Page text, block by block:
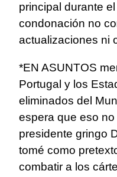
principal durante
condonación no
actualizaciones ni
*EN ASUNTOS
Portugal y los
eliminados del
espera que eso no
presidente gringo
tomé como
combatir a los